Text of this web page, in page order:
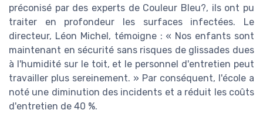
préconisé par des experts de Couleur Bleu?, ils ont pu
traiter en profondeur les surfaces infectées. Le
directeur, Léon Michel, témoigne : « Nos enfants sont
maintenant en sécurité sans risques de glissades dues
à l'humidité sur le toit, et le personnel d'entretien peut
travailler plus sereinement. » Par conséquent, l'école a
noté une diminution des incidents et a réduit les coûts
d'entretien de 40 %.